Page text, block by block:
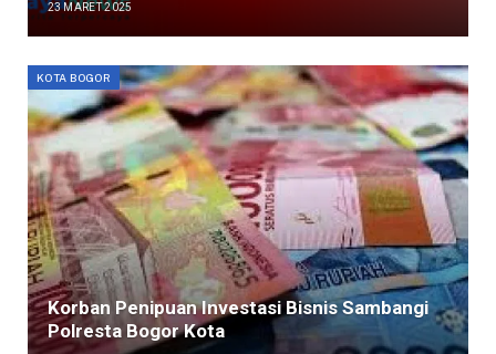
23 MARET 2025
KOTA BOGOR
Korban Penipuan Investasi Bisnis Sambangi
Polresta Bogor Kota